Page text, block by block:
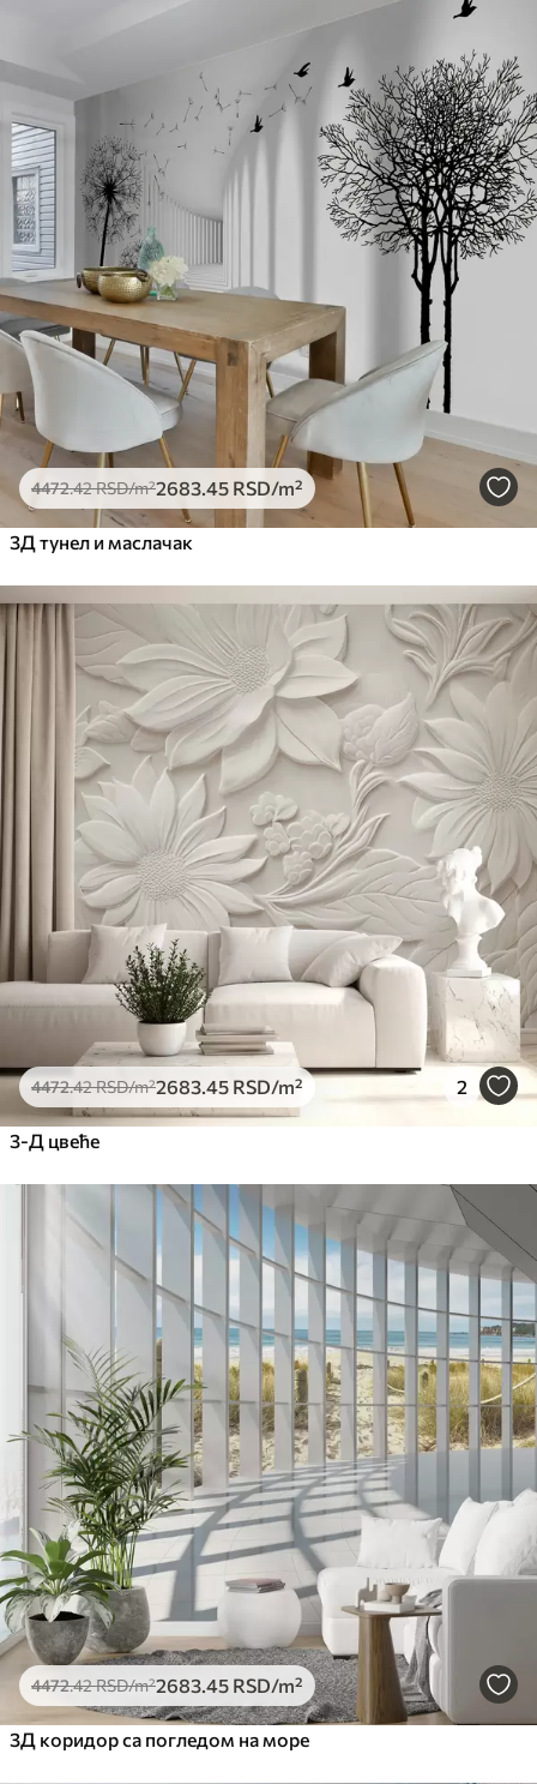
Стандард
4472 .422683 .45 /m²
Премиум
5525 .00 3315.00RSD /m²
Премиум
6333.333800.00RSD/m²
Peel and Stick
8166.674900.00RSD/m²
4472.42RSD/m²2683 .45 RSD/m²
3Д тунел и маслачак
4472.42RSD/m²2683 .45 RSD/m² 2
3-Д цвеће
4472.42RSD/m²2683 .45 RSD/m²
3Д коридор са погледом на море